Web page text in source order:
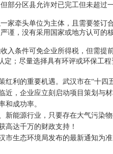
部分区县允许对已完工但未超过
家牵头单位为主体，且需要签订
谨，没有采用国家或地方认可的
入条件可免企业所得税，但需提前
；尽量选择具有环评或环保工程
利的重要机遇。武汉市在“十四
，企业应立刻启动项目策划与
和成功率。
能源行业，只要存在大气污染
高达千万的财政支持！
市生态环境局发布的最新通知为准